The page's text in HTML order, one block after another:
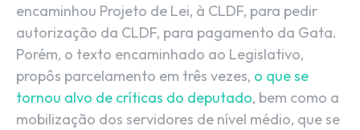
encaminhou Projeto de Lei, à CLDF, para pedir
autorização da CLDF, para pagamento da Gata.
Porém, o texto encaminhado ao Legislativo,
propôs parcelamento em três vezes, o que se
tornou alvo de críticas do deputado, bem como a
mobilização dos servidores de nível médio, que se